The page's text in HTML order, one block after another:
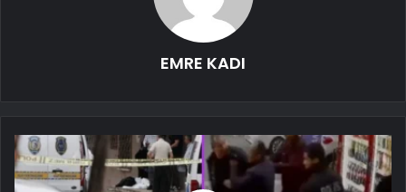
EMRE KADI